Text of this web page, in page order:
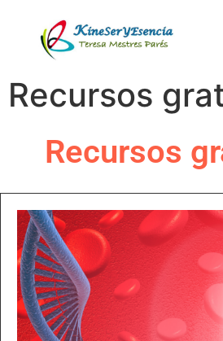
Recursos
Recursos